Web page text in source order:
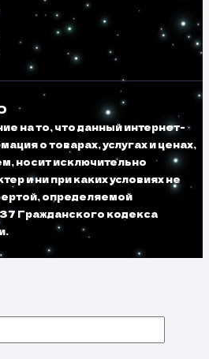
на то, что данный интернет-
о товарах, услугах и ценах,
носит исключительно
и ни при каких условиях не
определяемой
Гражданского кодекса